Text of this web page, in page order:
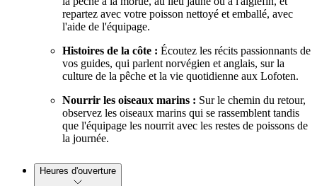
repartez avec votre poisson nettoyé et emballé, avec
l'aide de l'équipage.
Histoires de la côte : Écoutez les récits passionnants de
vos guides, qui parlent norvégien et anglais, sur la
culture de la pêche et la vie quotidienne aux Lofoten.
Nourrir les oiseaux marins : Sur le chemin du retour,
observez les oiseaux marins qui se rassemblent tandis
que l'équipage les nourrit avec les restes de poissons de
la journée.
Heures d'ouverture